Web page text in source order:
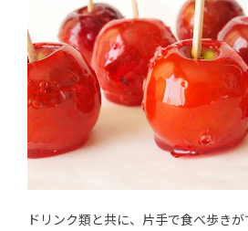
ドリンク類と共に、片手で食べ歩き